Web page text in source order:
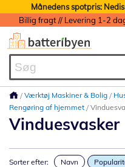
Månedens spotpris:
Værktøj Maskiner & Bolig
Rengøring af hjemmet
Vinduesvasker
Sorter efter: Navn